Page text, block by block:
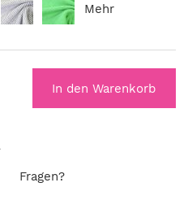
Mehr
In den Warenkorb
Fragen?